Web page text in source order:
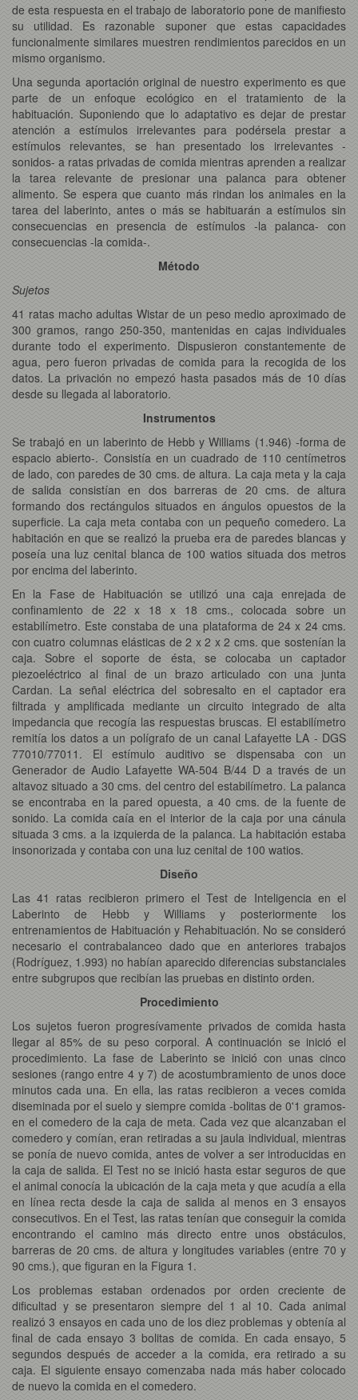
de esta respuesta en el trabajo de laboratorio pone de manifiesto
su utilidad. Es razonable suponer que estas capacidades
funcionalmente similares muestren rendimientos parecidos en un
mismo organismo.
Una segunda aportación original de nuestro experimento es que
parte de un enfoque ecológico en el tratamiento de la
habituación. Suponiendo que lo adaptativo es dejar de prestar
atención a estímulos irrelevantes para podérsela prestar a
estímulos relevantes, se han presentado los irrelevantes -
sonidos- a ratas privadas de comida mientras aprenden a realizar
la tarea relevante de presionar una palanca para obtener
alimento. Se espera que cuanto más rindan los animales en la
tarea del laberinto, antes o más se habituarán a estímulos sin
consecuencias en presencia de estímulos -la palanca- con
consecuencias -la comida-.
Método
Sujetos
41 ratas macho adultas Wistar de un peso medio aproximado de
300 gramos, rango 250-350, mantenidas en cajas individuales
durante todo el experimento. Dispusieron constantemente de
agua, pero fueron privadas de comida para la recogida de los
datos. La privación no empezó hasta pasados más de 10 días
desde su llegada al laboratorio.
Instrumentos
Se trabajó en un laberinto de Hebb y Williams (1.946) -forma de
espacio abierto-. Consistía en un cuadrado de 110 centímetros
de lado, con paredes de 30 cms. de altura. La caja meta y la caja
de salida consistían en dos barreras de 20 cms. de altura
formando dos rectángulos situados en ángulos opuestos de la
superficie. La caja meta contaba con un pequeño comedero. La
habitación en que se realizó la prueba era de paredes blancas y
poseía una luz cenital blanca de 100 watios situada dos metros
por encima del laberinto.
En la Fase de Habituación se utilizó una caja enrejada de
confinamiento de 22 x 18 x 18 cms., colocada sobre un
estabilímetro. Este constaba de una plataforma de 24 x 24 cms.
con cuatro columnas elásticas de 2 x 2 x 2 cms. que sostenían la
caja. Sobre el soporte de ésta, se colocaba un captador
piezoeléctrico al final de un brazo articulado con una junta
Cardan. La señal eléctrica del sobresalto en el captador era
filtrada y amplificada mediante un circuito integrado de alta
impedancia que recogía las respuestas bruscas. El estabilímetro
remitía los datos a un polígrafo de un canal Lafayette LA - DGS
77010/77011. El estímulo auditivo se dispensaba con un
Generador de Audio Lafayette WA-504 B/44 D a través de un
altavoz situado a 30 cms. del centro del estabilímetro. La palanca
se encontraba en la pared opuesta, a 40 cms. de la fuente de
sonido. La comida caía en el interior de la caja por una cánula
situada 3 cms. a la izquierda de la palanca. La habitación estaba
insonorizada y contaba con una luz cenital de 100 watios.
Diseño
Las 41 ratas recibieron primero el Test de Inteligencia en el
Laberinto de Hebb y Williams y posteriormente los
entrenamientos de Habituación y Rehabituación. No se consideró
necesario el contrabalanceo dado que en anteriores trabajos
(Rodríguez, 1.993) no habían aparecido diferencias substanciales
entre subgrupos que recibían las pruebas en distinto orden.
Procedimiento
Los sujetos fueron progresívamente privados de comida hasta
llegar al 85% de su peso corporal. A continuación se inició el
procedimiento. La fase de Laberinto se inició con unas cinco
sesiones (rango entre 4 y 7) de acostumbramiento de unos doce
minutos cada una. En ella, las ratas recibieron a veces comida
diseminada por el suelo y siempre comida -bolitas de 0'1 gramos-
en el comedero de la caja de meta. Cada vez que alcanzaban el
comedero y comían, eran retiradas a su jaula individual, mientras
se ponía de nuevo comida, antes de volver a ser introducidas en
la caja de salida. El Test no se inició hasta estar seguros de que
el animal conocía la ubicación de la caja meta y que acudía a ella
en línea recta desde la caja de salida al menos en 3 ensayos
consecutivos. En el Test, las ratas tenían que conseguir la comida
encontrando el camino más directo entre unos obstáculos,
barreras de 20 cms. de altura y longitudes variables (entre 70 y
90 cms.), que figuran en la Figura 1.
Los problemas estaban ordenados por orden creciente de
dificultad y se presentaron siempre del 1 al 10. Cada animal
realizó 3 ensayos en cada uno de los diez problemas y obtenía al
final de cada ensayo 3 bolitas de comida. En cada ensayo, 5
segundos después de acceder a la comida, era retirado a su
caja. El siguiente ensayo comenzaba nada más haber colocado
de nuevo la comida en el comedero.